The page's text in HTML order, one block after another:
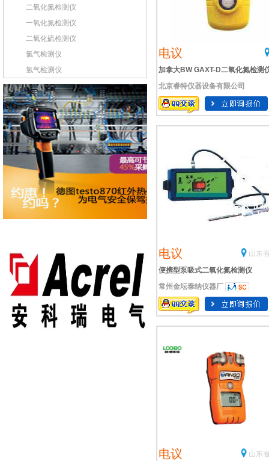
电议
加拿大BW GAXT-D二氧化氮检测
北京睿特仪器设备有限公司
电议
山东
便携型泵吸式二氧化氮检测仪
常州金坛泰纳仪器厂
电议
山东
二氧化氮检测仪
一氧化氮检测仪
二氧化硫检测仪
氯气检测仪
氢气检测仪